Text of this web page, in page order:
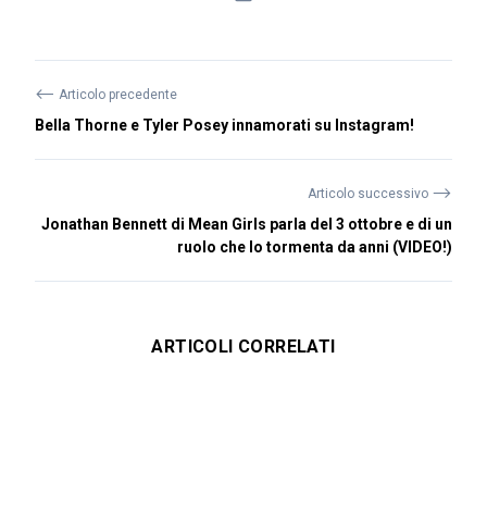
⟵ Articolo precedente
Bella Thorne e Tyler Posey innamorati su Instagram!
Articolo successivo ⟶
Jonathan Bennett di Mean Girls parla del 3 ottobre e di un
ruolo che lo tormenta da anni (VIDEO!)
ARTICOLI CORRELATI